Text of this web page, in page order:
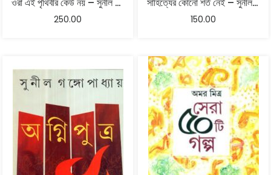
250.00 150.00